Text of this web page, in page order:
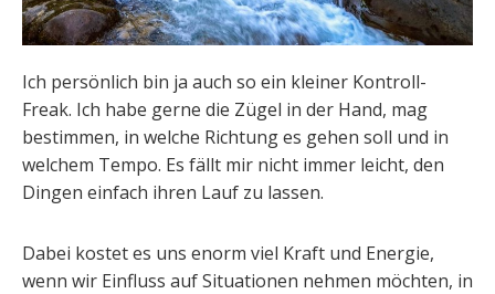
Ich persönlich bin ja auch so ein kleiner Kontroll-
Freak. Ich habe gerne die Zügel in der Hand, mag
bestimmen, in welche Richtung es gehen soll und in
welchem Tempo. Es fällt mir nicht immer leicht, den
Dingen einfach ihren Lauf zu lassen.
Dabei kostet es uns enorm viel Kraft und Energie,
wenn wir Einfluss auf Situationen nehmen möchten, in